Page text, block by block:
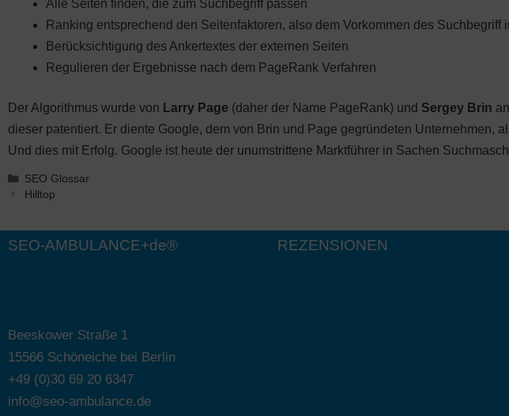
Alle Seiten finden, die zum Suchbegriff passen
Ranking entsprechend den Seitenfaktoren, also dem Vorkommen des Suchbegriff
Berücksichtigung des Ankertextes der externen Seiten
Regulieren der Ergebnisse nach dem PageRank Verfahren
Der Algorithmus wurde von Larry Page (daher der Name PageRank) und Sergey Brin
dieser patentiert. Er diente Google, dem von Brin und Page gegründeten Unternehmen,
Und dies mit Erfolg. Google ist heute der unumstrittene Marktführer in Sachen
Kategorien
SEO Glossar
Hilltop
SEO-AMBULANCE+de®
Beeskower Straße 1
15566 Schöneiche bei Berlin
+49 (0)30 69 20 6347
info@seo-ambulance.de
REZENSIONEN